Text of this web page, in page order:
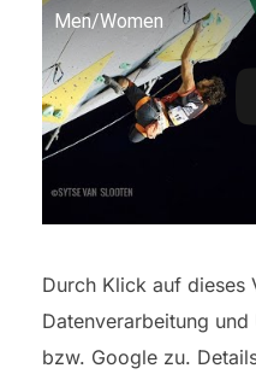
Men/Women
Durch Klick auf dieses
Datenverarbeitung
bzw. Google zu.